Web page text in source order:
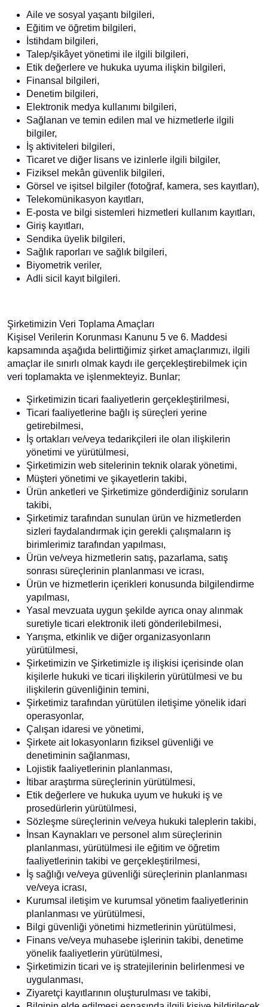
Aile ve sosyal yaşantı bilgileri,
Eğitim ve öğretim bilgileri,
İstihdam bilgileri,
Talep/şikâyet yönetimi ile ilgili bilgileri,
Etik değerlere ve hukuka uyuma ilişkin bilgileri,
Finansal bilgileri,
Denetim bilgileri,
Elektronik medya kullanımı bilgileri,
Sağlanan ve temin edilen mal ve hizmetlerle ilgili
bilgiler,
İş aktiviteleri bilgileri,
Ticaret ve diğer lisans ve izinlerle ilgili bilgiler,
Fiziksel mekân güvenlik bilgileri,
Görsel ve işitsel bilgiler (fotoğraf, kamera, ses kayıtları),
Telekomünikasyon kayıtları,
E-posta ve bilgi sistemleri hizmetleri kullanım kayıtları,
Giriş kayıtları,
Sendika üyelik bilgileri,
Sağlık raporları ve sağlık bilgileri,
Biyometrik veriler,
Adli sicil kayıt bilgileri.
Şirketimizin Veri Toplama Amaçları
Kişisel Verilerin Korunması Kanunu 5 ve 6. Maddesi
kapsamında aşağıda belirttiğimiz şirket amaçlarımızı, ilgili
amaçlar ile sınırlı olmak kaydı ile gerçekleştirebilmek için
veri toplamakta ve işlenmekteyiz. Bunlar;
Şirketimizin ticari faaliyetlerin gerçekleştirilmesi,
Ticari faaliyetlerine bağlı iş süreçleri yerine
getirebilmesi,
İş ortakları ve/veya tedarikçileri ile olan ilişkilerin
yönetimi ve yürütülmesi,
Şirketimizin web sitelerinin teknik olarak yönetimi,
Müşteri yönetimi ve şikayetlerin takibi,
Ürün anketleri ve Şirketimize gönderdiğiniz soruların
takibi,
Şirketimiz tarafından sunulan ürün ve hizmetlerden
sizleri faydalandırmak için gerekli çalışmaların iş
birimlerimiz tarafından yapılması,
Ürün ve/veya hizmetlerin satış, pazarlama, satış
sonrası süreçlerinin planlanması ve icrası,
Ürün ve hizmetlerin içerikleri konusunda bilgilendirme
yapılması,
Yasal mevzuata uygun şekilde ayrıca onay alınmak
suretiyle ticari elektronik ileti gönderilebilmesi,
Yarışma, etkinlik ve diğer organizasyonların
yürütülmesi,
Şirketimizin ve Şirketimizle iş ilişkisi içerisinde olan
kişilerle hukuki ve ticari ilişkilerin yürütülmesi ve bu
ilişkilerin güvenliğinin temini,
Şirketimiz tarafından yürütülen iletişime yönelik idari
operasyonlar,
Çalışan idaresi ve yönetimi,
Şirkete ait lokasyonların fiziksel güvenliği ve
denetiminin sağlanması,
Lojistik faaliyetlerinin planlanması,
İtibar araştırma süreçlerinin yürütülmesi,
Etik değerlere ve hukuka uyum ve hukuki iş ve
prosedürlerin yürütülmesi,
Sözleşme süreçlerinin ve/veya hukuki taleplerin takibi,
İnsan Kaynakları ve personel alım süreçlerinin
planlanması, yürütülmesi ile eğitim ve öğretim
faaliyetlerinin takibi ve gerçekleştirilmesi,
İş sağlığı ve/veya güvenliği süreçlerinin planlanması
ve/veya icrası,
Kurumsal iletişim ve kurumsal yönetim faaliyetlerinin
planlanması ve yürütülmesi,
Bilgi güvenliği yönetimi hizmetlerinin yürütülmesi,
Finans ve/veya muhasebe işlerinin takibi, denetime
yönelik faaliyetlerin yürütülmesi,
Şirketimizin ticari ve iş stratejilerinin belirlenmesi ve
uygulanması,
Ziyaretçi kayıtlarının oluşturulması ve takibi,